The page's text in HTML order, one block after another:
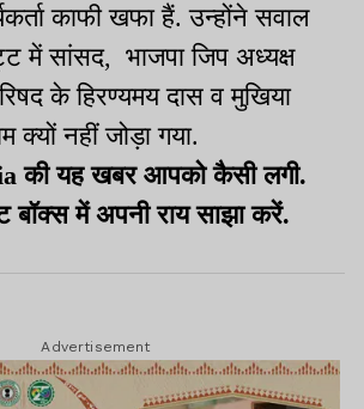
काफी खफा हैं. उन्होंने सवाल
में सांसद, भाजपा जिप अध्यक्ष
के हिरण्यमय दास व मुखिया
क्यों नहीं जोड़ा गया.
की यह खबर आपको कैसी लगी.
बॉक्स में अपनी राय साझा करें.
Advertisement